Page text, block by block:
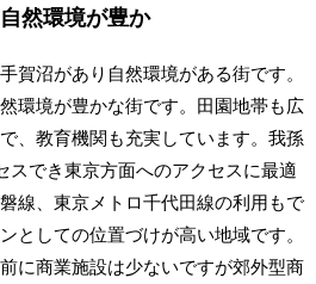
然環境が豊か
賀沼があり自然環境がある街です。
環境が豊かな街です。田園地帯も広
、教育機関も充実しています。我孫
スでき東京方面へのアクセスに最適
線、東京メトロ千代田線の利用もで
としての位置づけが高い地域です。
に商業施設は少ないですが郊外型商